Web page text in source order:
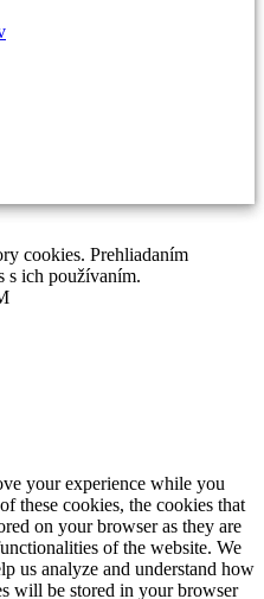
cookies. Prehliadaním
s ich používaním.
your experience while you
these cookies, the cookies that
on your browser as they are
of the website. We
us analyze and understand how
will be stored in your browser